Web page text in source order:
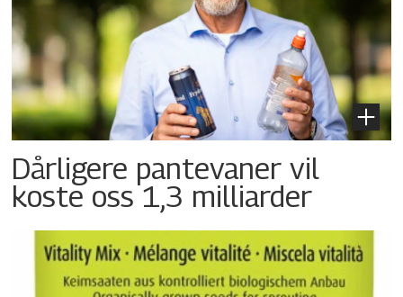
Dårligere pantevaner vil
koste oss 1,3 milliarder